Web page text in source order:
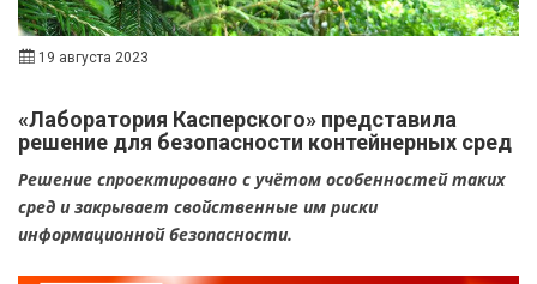
19 августа 2023
«Лаборатория Касперского» представила
решение для безопасности контейнерных сред
Решение спроектировано с учётом особенностей таких
сред и закрывает свойственные им риски
информационной безопасности.